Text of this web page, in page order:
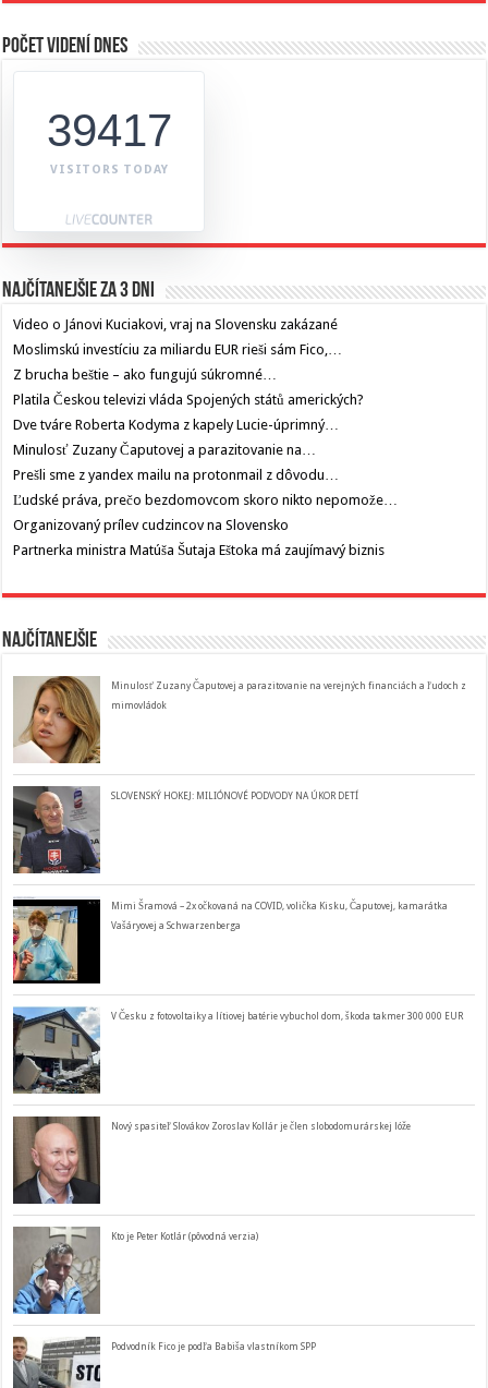
Počet videní dnes
39417
VISITORS TODAY
Najčítanejšie za 3 dni
Video o Jánovi Kuciakovi, vraj na Slovensku zakázané
Moslimskú investíciu za miliardu EUR rieši sám Fico,…
Z brucha beštie – ako fungujú súkromné…
Platila Českou televizi vláda Spojených států amerických?
Dve tváre Roberta Kodyma z kapely Lucie-úprimný…
Minulosť Zuzany Čaputovej a parazitovanie na…
Prešli sme z yandex mailu na protonmail z dôvodu…
Ľudské práva, prečo bezdomovcom skoro nikto nepomože…
Organizovaný prílev cudzincov na Slovensko
Partnerka ministra Matúša Šutaja Eštoka má zaujímavý biznis
Najčítanejšie
Minulosť Zuzany Čaputovej a parazitovanie na verejných financiách a ľudoch z
mimovládok
SLOVENSKÝ HOKEJ: MILIÓNOVÉ PODVODY NA ÚKOR DETÍ
Mimi Šramová – 2x očkovaná na COVID, volička Kisku, Čaputovej, kamarátka
Vašáryovej a Schwarzenberga
V Česku z fotovoltaiky a lítiovej batérie vybuchol dom, škoda takmer 300 000 EUR
Nový spasiteľ Slovákov Zoroslav Kollár je člen slobodomurárskej lóže
Kto je Peter Kotlár (pôvodná verzia)
Podvodník Fico je podľa Babiša vlastníkom SPP